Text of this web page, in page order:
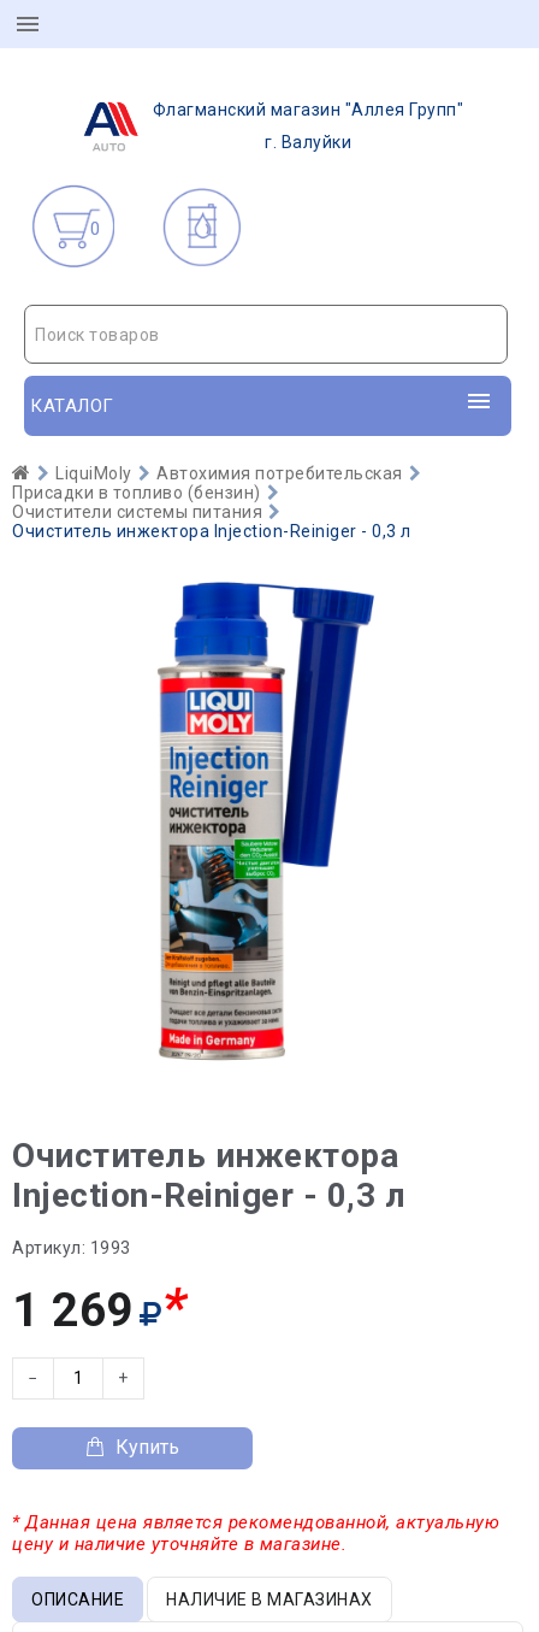
Флагманский магазин "Аллея Групп"
г. Валуйки
0
Поиск товаров
КАТАЛОГ
LiquiMoly
Автохимия потребительская
Присадки в топливо (бензин)
Очистители системы питания
Очиститель инжектора Injection-Reiniger - 0,3 л
Очиститель инжектора
Injection-Reiniger - 0,3 л
Артикул: 1993
1 269 *
− +
Купить
* Данная цена является рекомендованной, актуальную
цену и наличие уточняйте в магазине.
ОПИСАНИЕ НАЛИЧИЕ В МАГАЗИНАХ